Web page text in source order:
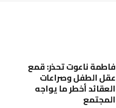
فاطمة ناعوت تحذر: قمع
عقل الطفل وصراعات
العقائد أخطر ما يواجه
المجتمع